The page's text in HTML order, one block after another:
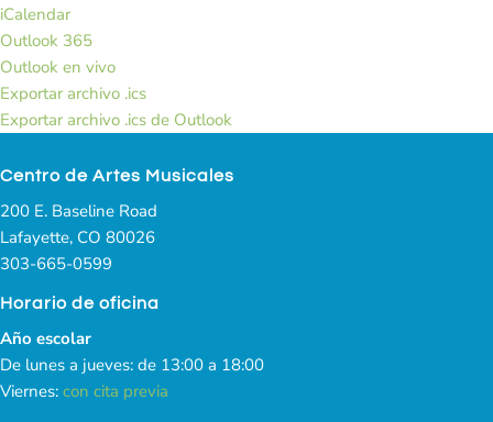
iCalendar
Outlook 365
Outlook en vivo
Exportar archivo .ics
Exportar archivo .ics de Outlook
Centro de Artes Musicales
200 E. Baseline Road
Lafayette, CO 80026
303-665-0599
Horario de oficina
Año escolar
De lunes a jueves: de 13:00 a 18:00
Viernes: con cita previa